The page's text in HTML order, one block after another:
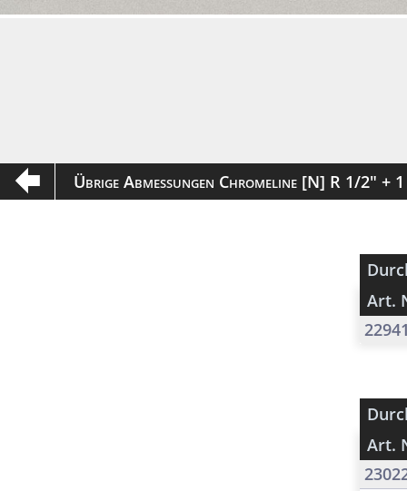
Übrige Abmessungen Chromeline [N] R 1/2" +
Art.
Art.